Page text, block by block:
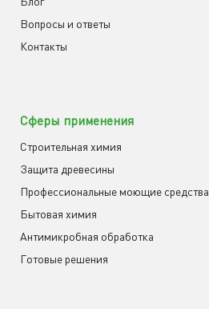
Вопросы и ответы
Контакты
Сферы применения
Строительная химия
Защита древесины
Профессиональные моющие средства
Бытовая химия
Антимикробная обработка
Готовые решения